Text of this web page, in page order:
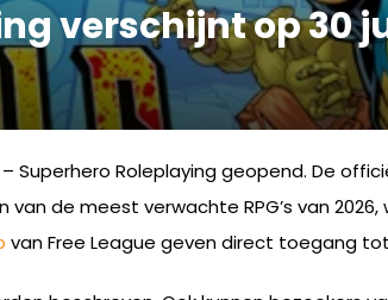
verschijnt op 30
Superhero Roleplaying geopend. De
de meest verwachte RPG’s van
van Free League geven direct toegang tot